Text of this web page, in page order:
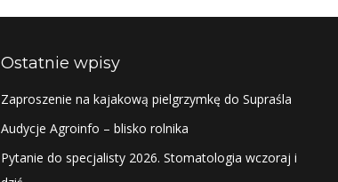
Ostatnie wpisy
Zaproszenie na kajakową pielgrzymkę do Supraśla
Audycje Agroinfo – blisko rolnika
Pytanie do specjalisty 2026. Stomatologia wczoraj i